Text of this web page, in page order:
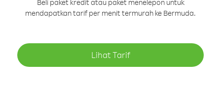
Beli paket kredit atau paket menelepon untuk
mendapatkan tarif per menit termurah ke Bermuda.
Lihat Tarif